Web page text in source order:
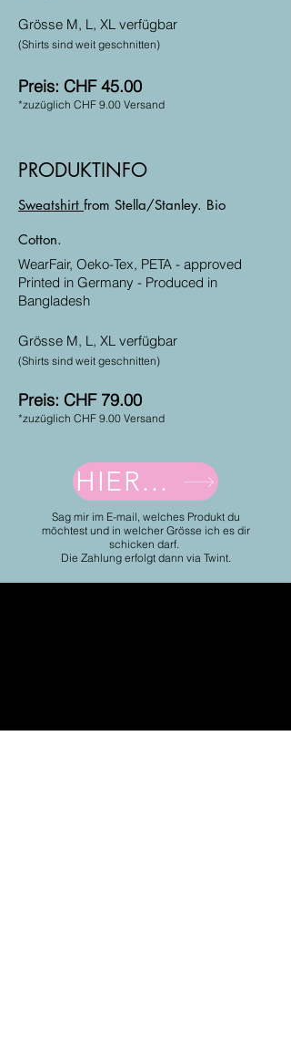
Grösse M, L, XL verfügbar
(Shirts sind weit geschnitten)
Preis: CHF 45.00
*zuzüglich CHF 9.00 Versand
PRODUKTINFO
Sweatshirt from Stella/Stanley. Bio
Cotton.
WearFair, Oeko-Tex, PETA - approved
Printed in Germany - Produced in
Bangladesh
Grösse M, L, XL verfügbar
(Shirts sind weit geschnitten)
Preis: CHF 79.00
*zuzüglich CHF 9.00 Versand
HIER BESTELLEN
Sag mir im E-mail, welches Produkt du
möchtest und in welcher Grösse ich es dir
schicken darf.
Die Zahlung erfolgt dann via Twint.